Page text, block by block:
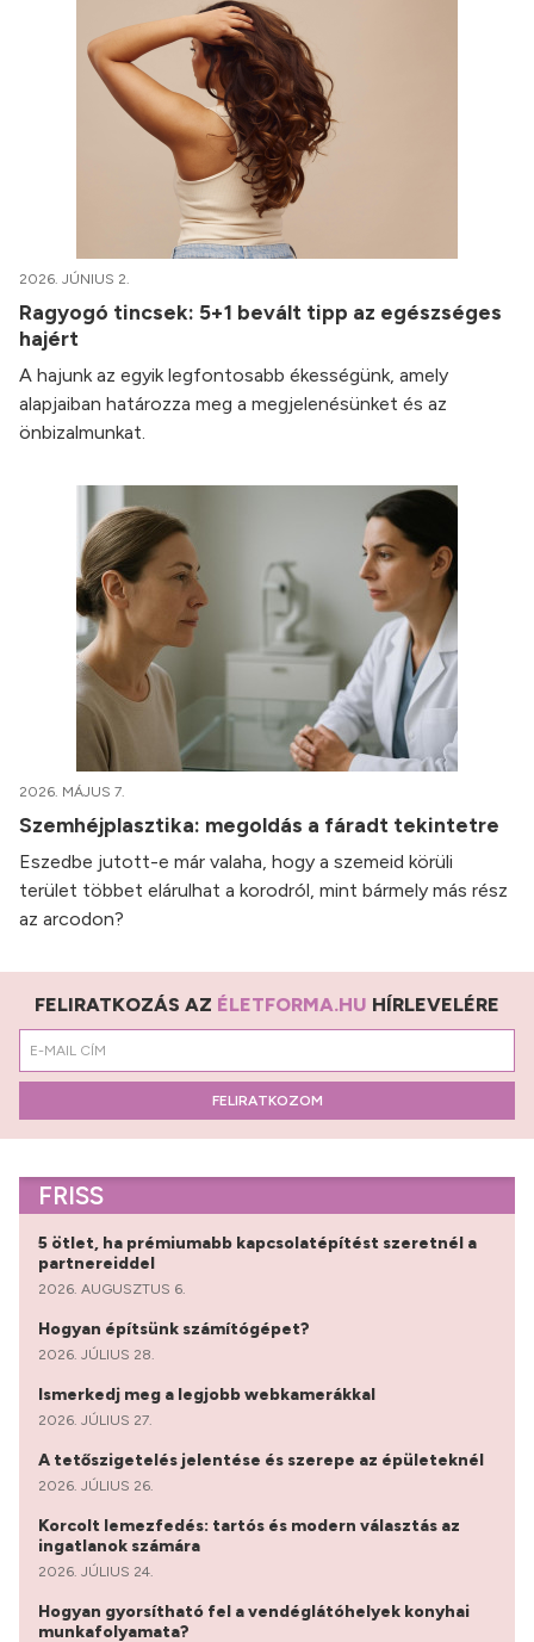
2026. JÚNIUS 2.
Ragyogó tincsek: 5+1 bevált tipp az egészséges
hajért
A hajunk az egyik legfontosabb ékességünk, amely
alapjaiban határozza meg a megjelenésünket és az
önbizalmunkat.
2026. MÁJUS 7.
Szemhéjplasztika: megoldás a fáradt tekintetre
Eszedbe jutott-e már valaha, hogy a szemeid körüli
terület többet elárulhat a korodról, mint bármely más rész
az arcodon?
FELIRATKOZÁS AZ ÉLETFORMA.HU HÍRLEVELÉRE
FELIRATKOZOM
FRISS
5 ötlet, ha prémiumabb kapcsolatépítést szeretnél a
partnereiddel
2026. AUGUSZTUS 6.
Hogyan építsünk számítógépet?
2026. JÚLIUS 28.
Ismerkedj meg a legjobb webkamerákkal
2026. JÚLIUS 27.
A tetőszigetelés jelentése és szerepe az épületeknél
2026. JÚLIUS 26.
Korcolt lemezfedés: tartós és modern választás az
ingatlanok számára
2026. JÚLIUS 24.
Hogyan gyorsítható fel a vendéglátóhelyek konyhai
munkafolyamata?